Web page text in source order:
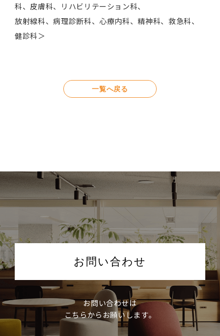
科、皮膚科、リハビリテーション科、
放射線科、病理診断科、心療内科、精神科、救急科、
健診科＞
一覧へ戻る
お問い合わせ
お問い合わせは
こちらからお願いします。